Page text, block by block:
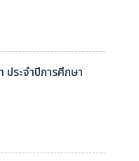
ประจำปีการศึกษา